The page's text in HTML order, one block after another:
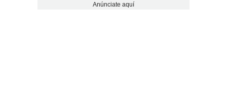
Anúnciate aquí